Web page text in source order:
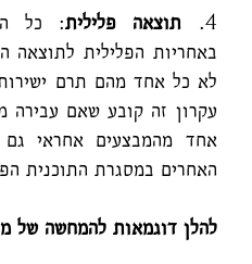
4.
תוצאה פלילית: כל
באחריות הפלילית
לא כל אחד מהם תרם
עקרון זה קובע שאם
אחד מהמבצעים אחראי גם
האחרים במסגרת התוכנית
להלן דוגמאות להמחשה של